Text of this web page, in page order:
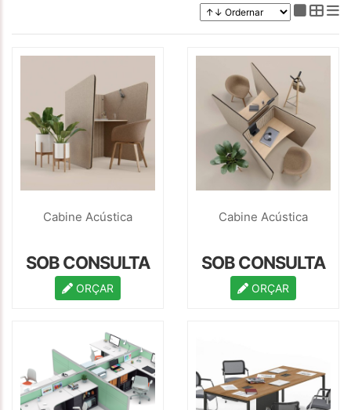
Cabine Acústica
SOB CONSULTA
ORÇAR
Cabine Acústica
SOB CONSULTA
ORÇAR